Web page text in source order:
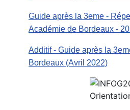
Guide après la 3eme -
Académie de Bordeaux -
Additif - Guide après la
Bordeaux (Avril 2022)